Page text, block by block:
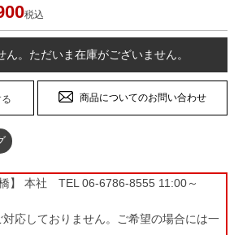
税込
ん。ただいま在庫がございません。
商品についてのお問い合わせ
】 本社 TEL 06-6786-8555 11:00～
応しておりません。ご希望の場合には一